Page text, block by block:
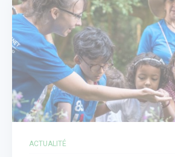
ACTUALITÉ